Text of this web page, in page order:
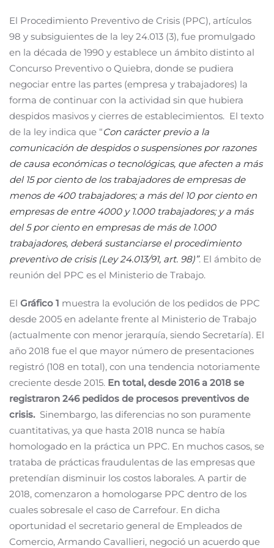
El Procedimiento Preventivo de Crisis (PPC), artículos
98 y subsiguientes de la ley 24.013 (3), fue promulgado
en la década de 1990 y establece un ámbito distinto al
Concurso Preventivo o Quiebra, donde se pudiera
negociar entre las partes (empresa y trabajadores) la
forma de continuar con la actividad sin que hubiera
despidos masivos y cierres de establecimientos. El texto
de la ley indica que “Con carácter previo a la
comunicación de despidos o suspensiones por razones
de causa económicas o tecnológicas, que afecten a más
del 15 por ciento de los trabajadores de empresas de
menos de 400 trabajadores; a más del 10 por ciento en
empresas de entre 4000 y 1.000 trabajadores; y a más
del 5 por ciento en empresas de más de 1.000
trabajadores, deberá sustanciarse el procedimiento
preventivo de crisis (Ley 24.013/91, art. 98)”. El ámbito de
reunión del PPC es el Ministerio de Trabajo.
El Gráfico 1 muestra la evolución de los pedidos de PPC
desde 2005 en adelante frente al Ministerio de Trabajo
(actualmente con menor jerarquía, siendo Secretaría). El
año 2018 fue el que mayor número de presentaciones
registró (108 en total), con una tendencia notoriamente
creciente desde 2015. En total, desde 2016 a 2018 se
registraron 246 pedidos de procesos preventivos de
crisis. Sinembargo, las diferencias no son puramente
cuantitativas, ya que hasta 2018 nunca se había
homologado en la práctica un PPC. En muchos casos, se
trataba de prácticas fraudulentas de las empresas que
pretendían disminuir los costos laborales. A partir de
2018, comenzaron a homologarse PPC dentro de los
cuales sobresale el caso de Carrefour. En dicha
oportunidad el secretario general de Empleados de
Comercio, Armando Cavallieri, negoció un acuerdo que